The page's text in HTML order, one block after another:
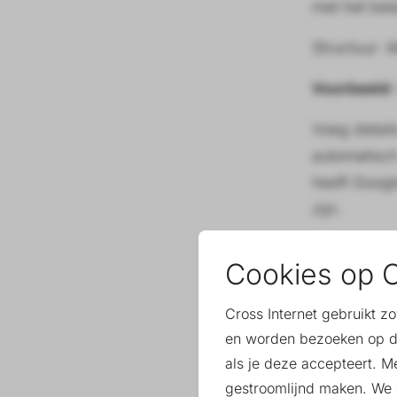
met het
Structuur:
Voorbeeld
Voeg
heeft
Een
generieke
De
Cookies op
Cross Internet gebruikt
en worden bezoeken op
als je deze accepteert.
gestroomlijnd maken.